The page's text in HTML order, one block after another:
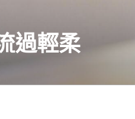
過輕柔